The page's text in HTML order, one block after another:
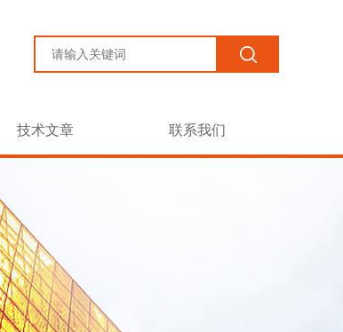
技术文章 联系我们